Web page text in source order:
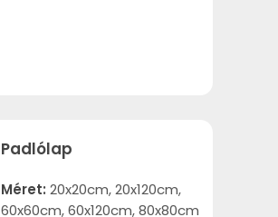
Padlólap
Méret: 20x20cm, 20x120cm,
60x60cm, 60x120cm, 80x80cm